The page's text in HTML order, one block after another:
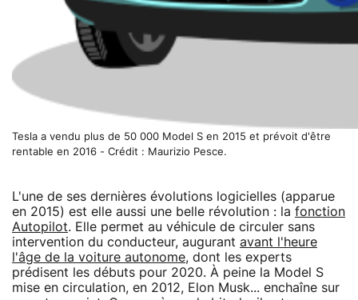
Tesla a vendu plus de 50 000 Model S en 2015 et prévoit d'être
rentable en 2016 - Crédit : Maurizio Pesce.
L'une de ses dernières évolutions logicielles (apparue
en 2015) est elle aussi une belle révolution : la fonction
Autopilot. Elle permet au véhicule de circuler sans
intervention du conducteur, augurant avant l'heure
l'âge de la voiture autonome, dont les experts
prédisent les débuts pour 2020. À peine la Model S
mise en circulation, en 2012, Elon Musk... enchaîne sur